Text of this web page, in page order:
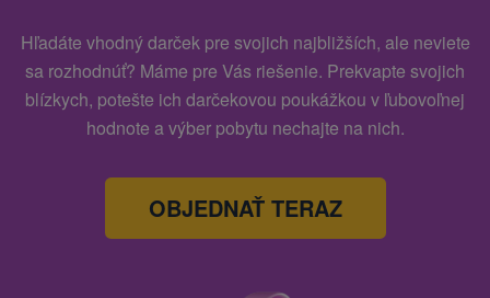
Hľadáte vhodný darček pre svojich najbližších, ale neviete
sa rozhodnúť? Máme pre Vás riešenie. Prekvapte svojich
blízkych, potešte ich darčekovou poukážkou v ľubovoľnej
hodnote a výber pobytu nechajte na nich.
OBJEDNAŤ TERAZ